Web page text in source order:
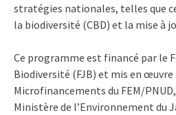
stratégies nationales, telles que
la biodiversité (CBD) et la mise à
Ce programme est financé par le
Biodiversité (FJB) et mis en
Microfinancements du FEM/
Ministère de l’Environnement du